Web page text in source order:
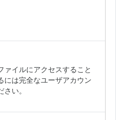
ァイルにアクセスすること
には完全なユーザアカウン
い。